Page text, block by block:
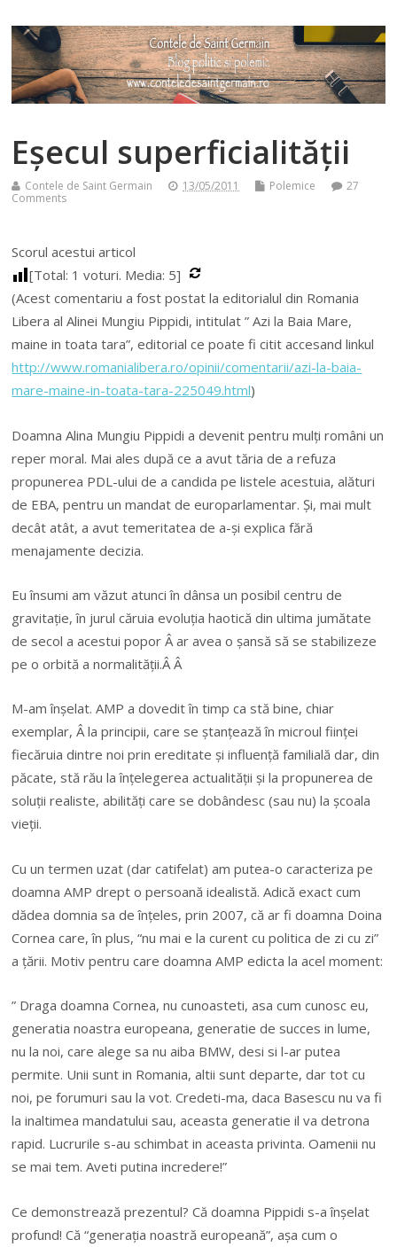
Eșecul superficialității
Contele de Saint Germain 13/05/2011 Polemice
27
Comments
Scorul acestui articol
[Total: 1 voturi. Media: 5]
(Acest comentariu a fost postat la editorialul din Romania
Libera al Alinei Mungiu Pippidi, intitulat ” Azi la Baia Mare,
maine in toata tara”, editorial ce poate fi citit accesand linkul
http://www.romanialibera.ro/opinii/comentarii/azi-la-baia-
mare-maine-in-toata-tara-225049.html)
Doamna Alina Mungiu Pippidi a devenit pentru mulți români un
reper moral. Mai ales după ce a avut tăria de a refuza
propunerea PDL-ului de a candida pe listele acestuia, alături
de EBA, pentru un mandat de europarlamentar. Și, mai mult
decât atât, a avut temeritatea de a-și explica fără
menajamente decizia.
Eu însumi am văzut atunci în dânsa un posibil centru de
gravitație, în jurul căruia evoluția haotică din ultima jumătate
de secol a acestui popor Â ar avea o șansă să se stabilizeze
pe o orbită a normalității.Â Â
M-am înșelat. AMP a dovedit în timp ca stă bine, chiar
exemplar, Â la principii, care se ștanțează în microul ființei
fiecăruia dintre noi prin ereditate și influență familială dar, din
păcate, stă rău la înțelegerea actualității și la propunerea de
soluții realiste, abilități care se dobândesc (sau nu) la școala
vieții.
Cu un termen uzat (dar catifelat) am putea-o caracteriza pe
doamna AMP drept o persoană idealistă. Adică exact cum
dădea domnia sa de înțeles, prin 2007, că ar fi doamna Doina
Cornea care, în plus, “nu mai e la curent cu politica de zi cu zi”
a țării. Motiv pentru care doamna AMP edicta la acel moment:
” Draga doamna Cornea, nu cunoasteti, asa cum cunosc eu,
generatia noastra europeana, generatie de succes in lume,
nu la noi, care alege sa nu aiba BMW, desi si l-ar putea
permite. Unii sunt in Romania, altii sunt departe, dar tot cu
noi, pe forumuri sau la vot. Credeti-ma, daca Basescu nu va fi
la inaltimea mandatului sau, aceasta generatie il va detrona
rapid. Lucrurile s-au schimbat in aceasta privinta. Oamenii nu
se mai tem. Aveti putina incredere!”
Ce demonstrează prezentul? Că doamna Pippidi s-a înșelat
profund! Că “generația noastră europeană”, așa cum o